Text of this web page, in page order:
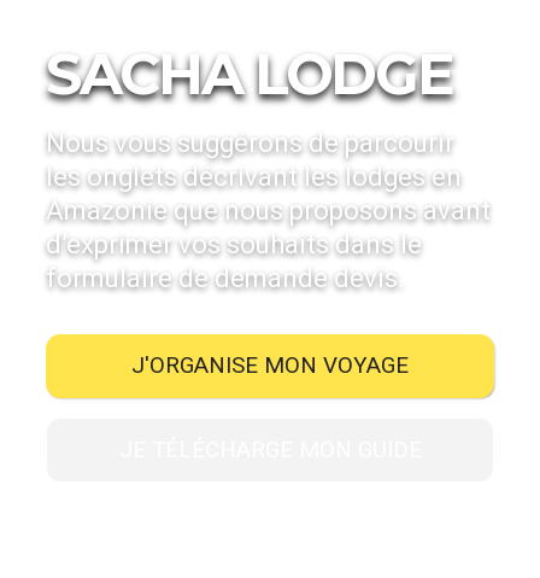
SACHA LODGE
Nous vous suggérons de parcourir
les onglets décrivant les lodges en
Amazonie que nous proposons avant
d’exprimer vos souhaits dans le
formulaire de demande devis.
J'ORGANISE MON VOYAGE